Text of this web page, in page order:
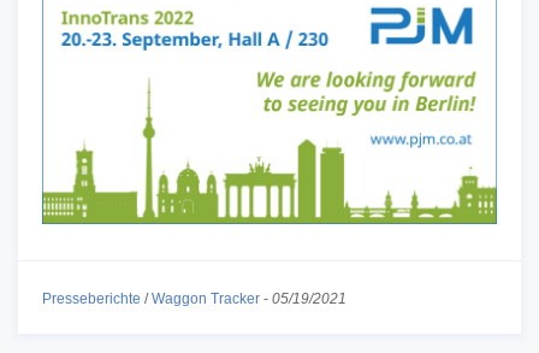
Presseberichte /Waggon Tracker - 05/19/2021